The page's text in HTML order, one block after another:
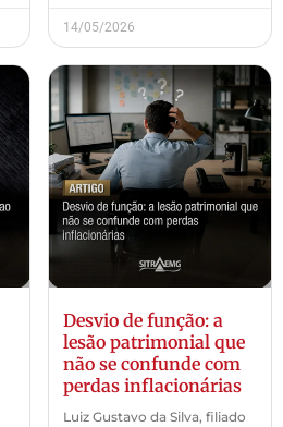
14/05/2026
Desvio de função: a
lesão patrimonial que
não se confunde com
perdas inflacionárias
Luiz Gustavo da Silva, filiado